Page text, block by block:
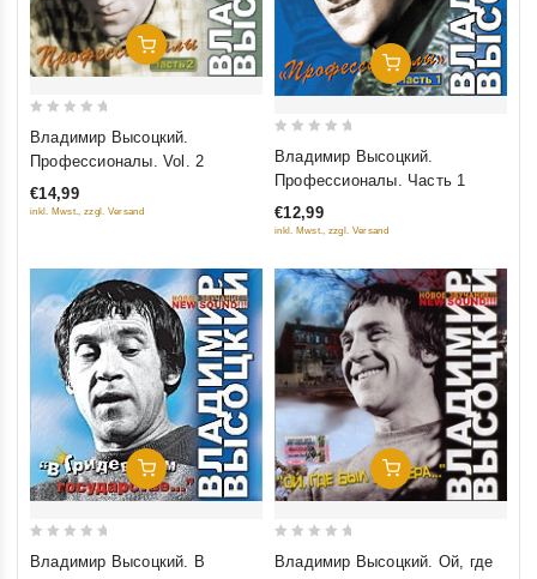
Добавить В Корзину
5
Владимир Высоцкий.
Профессионалы. Vol. 2
€14,99
inkl. Mwst., zzgl. Versand
Добавить В Корзину
5
Владимир Высоцкий.
Профессионалы. Часть 1
€12,99
inkl. Mwst., zzgl. Versand
Добавить В Корзину
Владимир Высоцкий. В
Добавить В Корзину
Владимир Высоцкий. Ой, где